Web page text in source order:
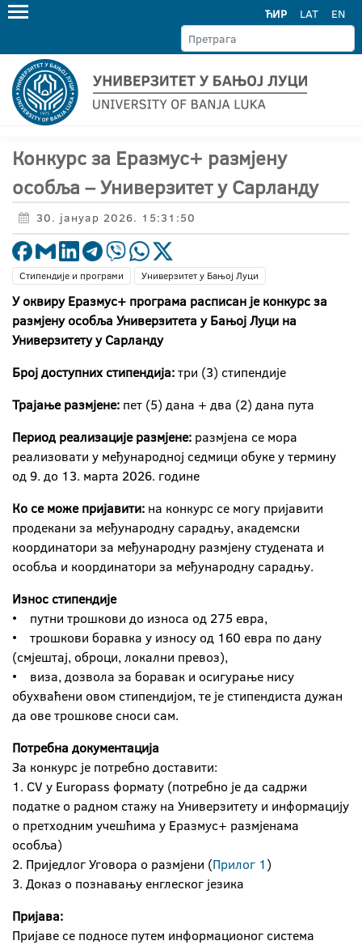
ЋИР LAT EN
Конкурс за Еразмус+ размјену
особља – Универзитет у Сарланду
30. јануар 2026. 15:31:50
Стипендије и програми Универзитет у Бањој Луци
У оквиру Еразмус+ програма расписан је конкурс за
размјену особља Универзитета у Бањој Луци на
Универзитету у Сарланду
Број доступних стипендија:три (3) стипендије
Трајање размјене: пет (5) дана + два (2) дана пута
Период реализације размјене: размјена се мора
реализовати у међународној седмици обуке у термину
од 9. до 13. марта 2026. године
Ко се може пријавити: на конкурс се могу пријавити
продекани за међународну сарадњу, академски
координатори за међународну размјену студената и
особља и координатори за међународну сарадњу.
Износ стипендије
• путни трошкови до износа од 275 евра,
• трошкови боравка у износу од 160 евра по дану
(смјештај, оброци, локални превоз),
• виза, дозвола за боравак и осигурање нису
обухваћени овом стипендијом, те је стипендиста дужан
да ове трошкове сноси сам.
Потребна документација
За конкурс је потребно доставити:
1. CV у Europass формату (потребно је да садржи
податке о радном стажу на Универзитету и информацију
о претходним учешћима у Еразмус+ размјенама
особља)
2. Приједлог Уговора о размјени (Прилог 1)
3. Доказ о познавању енглеског језика
Пријава:
Пријаве се подносе путем информационог система